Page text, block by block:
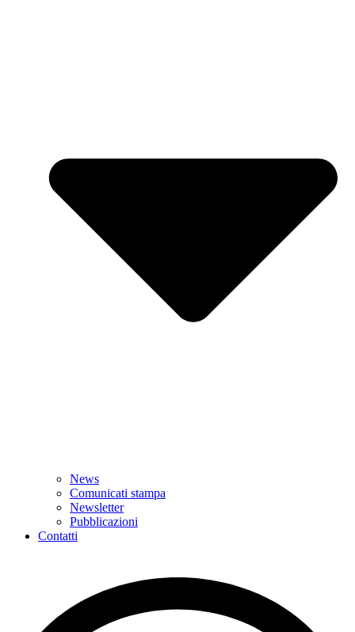
News
Comunicati stampa
Newsletter
Pubblicazioni
Contatti